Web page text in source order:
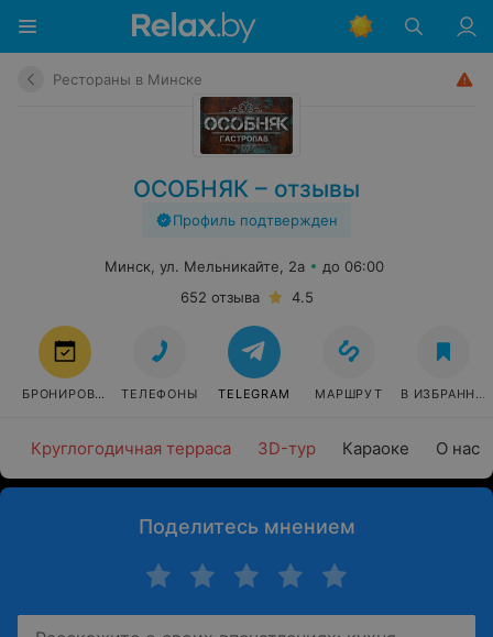
Рестораны в Минске
ОСОБНЯК – отзывы
Профиль подтвержден
Круглогодичная терраса 3D-тур Караоке О нас
Минск, ул. Мельникайте, 2а
до 06:00
652 отзыва
4.5
БРОНИРОВАТЬ ТЕЛЕФОНЫ TELEGRAM МАРШРУТ В ИЗБРАННОЕ
Поделитесь мнением